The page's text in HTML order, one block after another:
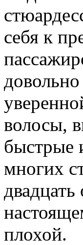
себя к
волосы,
быстрые
многих
плохой.